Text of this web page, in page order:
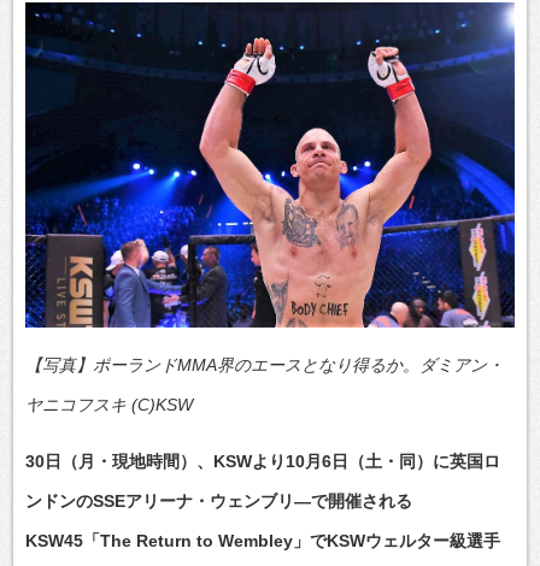
【写真】ポーランドMMA界のエースとなり得るか。ダミアン・
ヤニコフスキ (C)KSW
30日（月・現地時間）、KSWより10月6日（土・同）に英国ロ
ンドンのSSEアリーナ・ウェンブリ―で開催される
KSW45「The Return to Wembley」でKSWウェルター級選手